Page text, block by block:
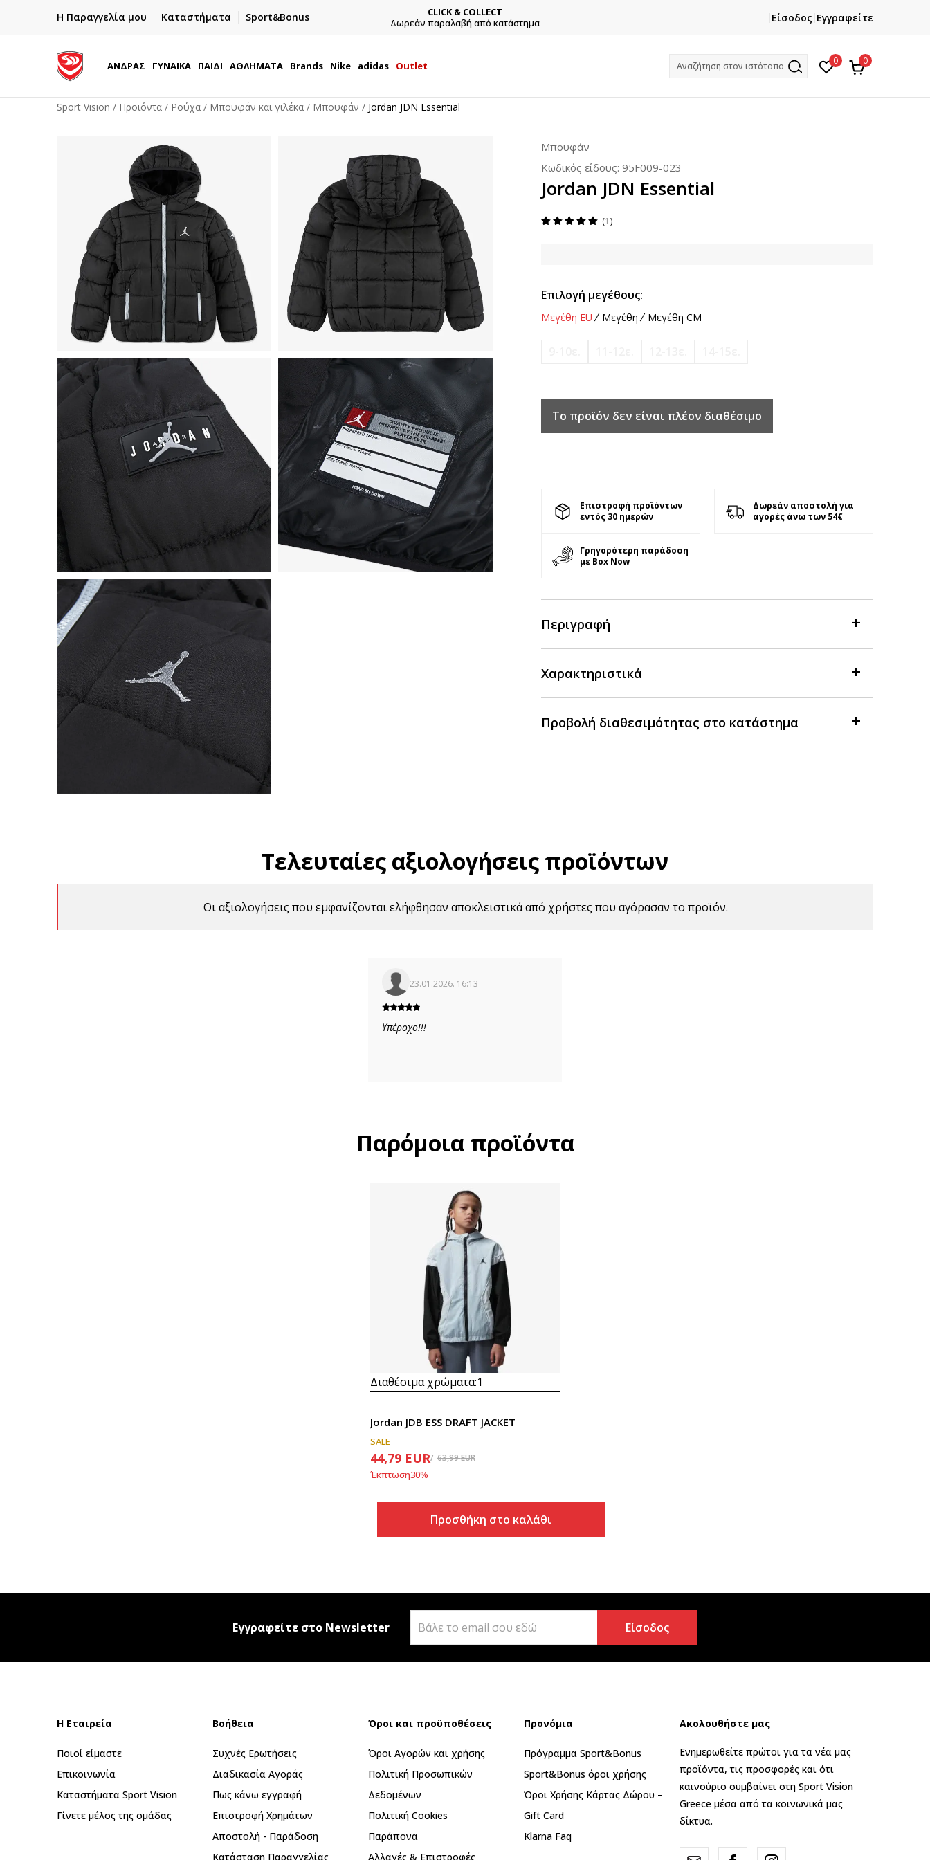
Η Παραγγελία μου Καταστήματα Sport&Bonus
ΓΡΗΓΟΡΟΤΕΡΗ ΠΑΡΑΔΟΣΗ ΜΕ BOX NOW
Παραλαβή 24/7
CLICK & COLLECT
Δωρεάν παραλαβή από κατάστημα
Και κερδίστε -10% με την πρώτη σας αγορά!
Είσοδος Εγγραφείτε
ΑΝΔΡΑΣ ΓΥΝΑΙΚΑ ΠΑΙΔΙ ΑΘΛΗΜΑΤΑ Brands Nike adidas Outlet Αναζήτηση στον ιστότοπο 0 0
Sport Vision Προϊόντα Ρούχα Μπουφάν και γιλέκα Μπουφάν Jordan JDN Essential
Μπουφάν
Κωδικός είδους: 95F009-023
Jordan JDN Essential
1
Επιλογή μεγέθους:
Μεγέθη EU Μεγέθη Μεγέθη CM
Το προϊόν δεν είναι πλέον διαθέσιμο
Επιστροφή προϊόντων
εντός 30 ημερών
Δωρεάν αποστολή για
αγορές άνω των 54€
Γρηγορότερη παράδοση
με Box Now
Περιγραφή
Χαρακτηριστικά
Προβολή διαθεσιμότητας στο κατάστημα
Τελευταίες αξιολογήσεις προϊόντων
Οι αξιολογήσεις που εμφανίζονται ελήφθησαν αποκλειστικά από χρήστες που αγόρασαν το προϊόν.
23.01.2026. 16:13
Υπέροχο!!!
Παρόμοια προϊόντα
Διαθέσιμα χρώματα:1
Jordan JDB ESS DRAFT JACKET
SALE
44,79 EUR 63,99EUR
Έκπτωση30%
Προσθήκη στο καλάθι
Εγγραφείτε στο Newsletter Είσοδος
Η Εταιρεία
Ποιοί είμαστε
Επικοινωνία
Καταστήματα Sport Vision
Γίνετε μέλος της ομάδας
Βοήθεια
Συχνές Ερωτήσεις
Διαδικασία Αγοράς
Πως κάνω εγγραφή
Επιστροφή Xρημάτων
Αποστολή - Παράδοση
Κατάσταση Παραγγελίας
Όροι και προϋποθέσεις
Όροι Αγορών και χρήσης
Πολιτική Προσωπικών
Δεδομένων
Πολιτική Cookies
Παράπονα
Αλλαγές & Επιστροφές
Προνόμια
Πρόγραμμα Sport&Bonus
Sport&Bonus όροι χρήσης
Όροι Χρήσης Κάρτας Δώρου –
Gift Card
Klarna Faq
Ακολουθήστε μας
Ενημερωθείτε πρώτοι για τα νέα μας
προϊόντα, τις προσφορές και ότι
καινούριο συμβαίνει στη Sport Vision
Greece μέσα από τα κοινωνικά μας
δίκτυα.